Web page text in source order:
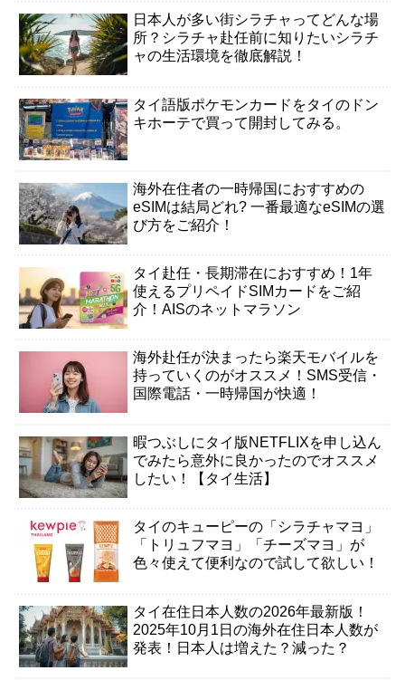
日本人が多い街シラチャってどんな場
所？シラチャ赴任前に知りたいシラチ
ャの生活環境を徹底解説！
タイ語版ポケモンカードをタイのドン
キホーテで買って開封してみる。
海外在住者の一時帰国におすすめの
eSIMは結局どれ? 一番最適なeSIMの選
び方をご紹介！
タイ赴任・長期滞在におすすめ！1年
使えるプリペイドSIMカードをご紹
介！AISのネットマラソン
海外赴任が決まったら楽天モバイルを
持っていくのがオススメ！SMS受信・
国際電話・一時帰国が快適！
暇つぶしにタイ版NETFLIXを申し込ん
でみたら意外に良かったのでオススメ
したい！【タイ生活】
タイのキューピーの「シラチャマヨ」
「トリュフマヨ」「チーズマヨ」が
色々使えて便利なので試して欲しい！
タイ在住日本人数の2026年最新版！
2025年10月1日の海外在住日本人数が
発表！日本人は増えた？減った？